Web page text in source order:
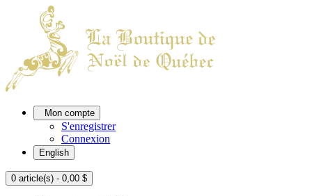
Mon compte
S'enregistrer
Connexion
English
0 article(s) - 0,00 $